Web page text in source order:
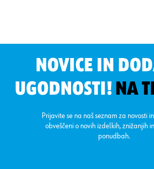
NOVICE IN
UGODNOSTI! NA
Prijavite se na naš seznam za novosti
obveščeni o novih izdelkih, znižanjih
ponudbah.